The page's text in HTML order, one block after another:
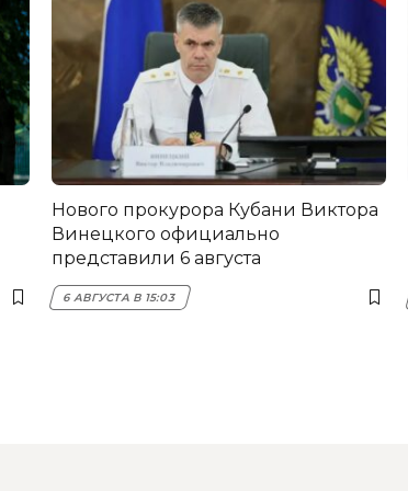
Нового прокурора Кубани Виктора
Винецкого официально
представили 6 августа
6 АВГУСТА В 15:03